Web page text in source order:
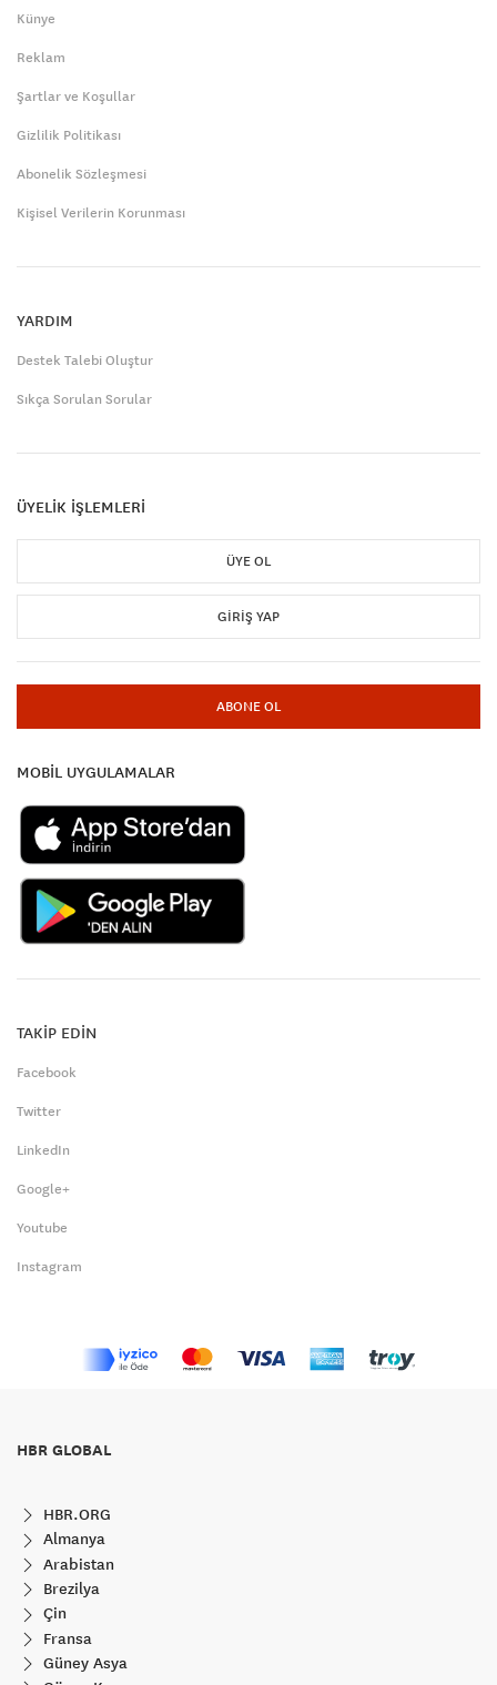
Künye
Reklam
Şartlar ve Koşullar
Gizlilik Politikası
Abonelik Sözleşmesi
Kişisel Verilerin Korunması
YARDIM
Destek Talebi Oluştur
Sıkça Sorulan Sorular
ÜYELİK İŞLEMLERİ
ÜYE OL
GIRIŞ YAP
ABONE OL
MOBİL UYGULAMALAR
TAKİP EDİN
Facebook
Twitter
LinkedIn
Google+
Youtube
Instagram
HBR GLOBAL
HBR.ORG
Almanya
Arabistan
Brezilya
Çin
Fransa
Güney Asya